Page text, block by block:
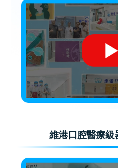
維港口腔醫療級